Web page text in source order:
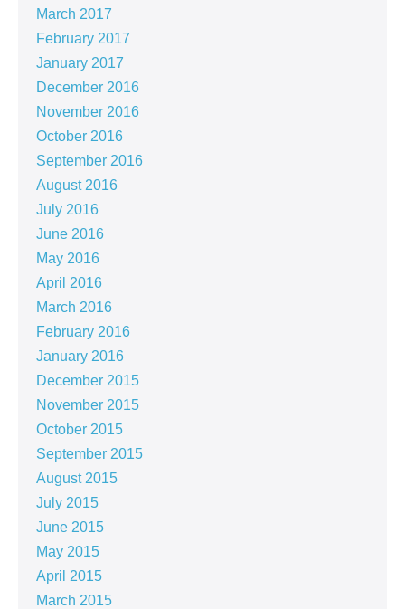
March 2017
February 2017
January 2017
December 2016
November 2016
October 2016
September 2016
August 2016
July 2016
June 2016
May 2016
April 2016
March 2016
February 2016
January 2016
December 2015
November 2015
October 2015
September 2015
August 2015
July 2015
June 2015
May 2015
April 2015
March 2015